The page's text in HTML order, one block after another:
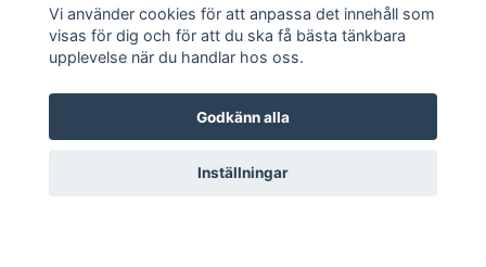
Relaterade produkter
Vi använder cookies för att anpassa det innehåll som
visas för dig och för att du ska få bästa tänkbara
upplevelse när du handlar hos oss.
Godkänn alla
Inställningar